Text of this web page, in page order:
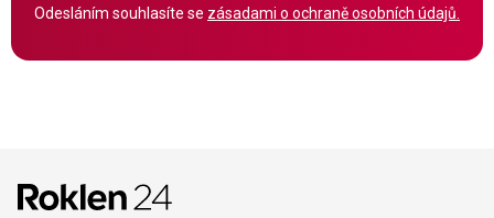
Odesláním souhlasíte se zásadami o ochraně osobních údajů.